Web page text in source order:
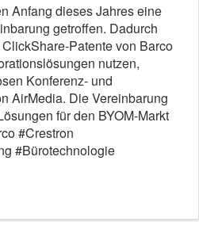
Anfang dieses Jahres eine
getroffen. Dadurch
Patente von Barco
nutzen,
Konferenz- und
AirMedia. Die Vereinbarung
für den BYOM-Markt
#Crestron
#Bürotechnologie